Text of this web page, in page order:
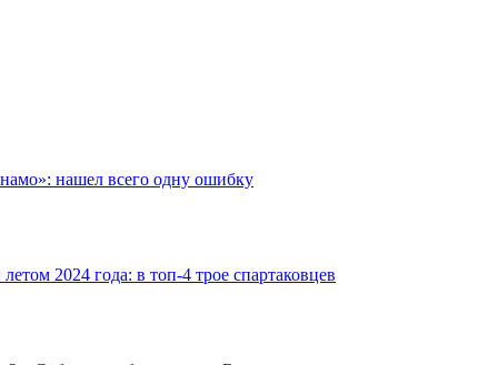
нашел всего одну ошибку
2024 года: в топ-4 трое спартаковцев